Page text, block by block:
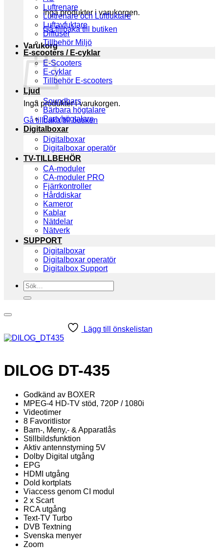
Inga produkter i varukorgen.
Gå tillbaka till butiken
Varukorg
Inga produkter i varukorgen.
Gå tillbaka till butiken
Luftrenare
Luftrenare och Luftfuktare
Luftavfuktare
Diffuser
Tillbehör Miljö
E-scooters / E-cyklar
E-Scooters
E-cyklar
Tillbehör E-scooters
Ljud
Soundbars
Bärbara högtalare
Partyhögtalare
Digitalboxar
Digitalboxar
Digitalboxar operatör
TV-TILLBEHÖR
CA-moduler
CA-moduler PRO
Fjärrkontroller
Hårddiskar
Kameror
Kablar
Nätdelar
Nätverk
SUPPORT
Digitalboxar
Digitalboxar operatör
Digitalbox Support
Sök
efter:
Lägg till önskelistan
DILOG DT-435
Godkänd av BOXER
MPEG-4 HD-TV stöd, 720P / 1080i
Videotimer
8 Favoritlistor
Barn-, Meny,- & Apparatlås
Stillbildsfunktion
Aktiv antennstyrning 5V
Dolby Digital utgång
EPG
HDMI utgång
Dold kortplats
Viaccess genom CI modul
2 x Scart
RCA utgång
Text-TV Turbo
DVB Textning
Svenska menyer
Zoom